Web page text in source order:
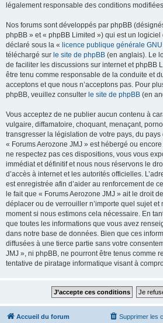
légalement responsable des conditions
Nos forums sont développés par phpBB
phpBB » et « phpBB Limited ») qui est un
déclaré sous la « licence publique générale
téléchargé sur le site de phpBB (en anglais). Le
de faciliter les discussions sur internet et phpBB
être tenu comme responsable de la conduite et
acceptons et que nous n’acceptons pas. Pour
phpBB, veuillez consulter le site de phpBB (en
Vous acceptez de ne publier aucun contenu à
vulgaire, diffamatoire, choquant, menaçant,
transgresser la législation de votre pays, du
« Forums Aerozone JMJ » est hébergé ou
ne respectez pas ces dispositions, vous vous
immédiat et définitif et nous nous réservons le
d’accès à internet et les autorités officielles.
est enregistrée afin d’aider au renforcement de
le fait que « Forums Aerozone JMJ » ait le droit
déplacer ou de verrouiller n’importe quel sujet et
moment si nous estimons cela nécessaire. En
que toutes les informations que vous avez
dans notre base de données. Bien que ces
diffusées à une tierce partie sans votre
JMJ », ni phpBB, ne pourront être tenus comme
tentative de piratage informatique visant à
Accueil du forum Supprimer les